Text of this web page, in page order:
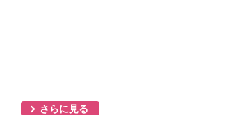
さらに見る